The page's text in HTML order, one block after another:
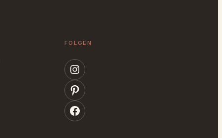
FOLGEN
Instagram
Pinterest
Facebook